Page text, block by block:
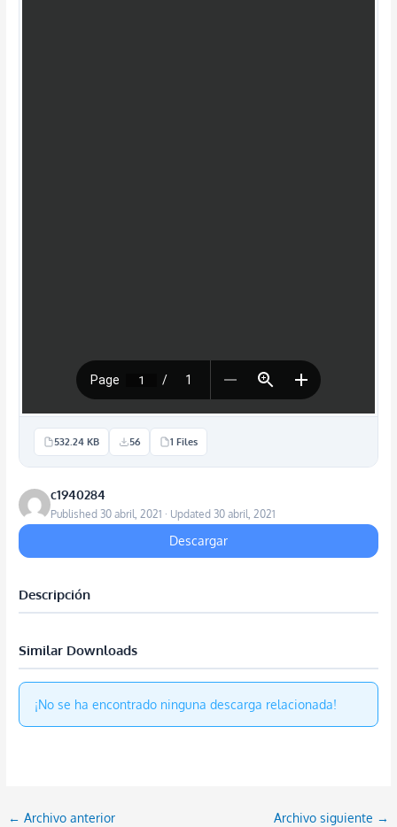
532.24 KB 56 1 Files
c1940284
Published 30 abril, 2021 · Updated 30 abril, 2021
Descargar
Descripción
Similar Downloads
¡No se ha encontrado ninguna descarga relacionada!
← Archivo anterior Archivo siguiente →